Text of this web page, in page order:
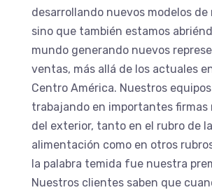
desarrollando nuevos modelos de
sino que también estamos
mundo generando nuevos
ventas, más allá de los actuales
Centro América. Nuestros
trabajando en importantes firmas
del exterior, tanto en el rubro de la
alimentación como en otros
la palabra temida fue nuestra
Nuestros clientes saben que